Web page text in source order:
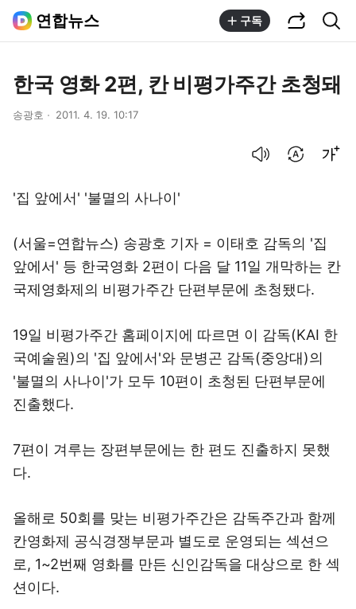
연합뉴스 구독
한국 영화 2편, 칸 비평가주간 초청돼
송광호 2011. 4. 19. 10:17
'집 앞에서' '불멸의 사나이'
(서울=연합뉴스) 송광호 기자 = 이태호 감독의 '집
앞에서' 등 한국영화 2편이 다음 달 11일 개막하는 칸
국제영화제의 비평가주간 단편부문에 초청됐다.
19일 비평가주간 홈페이지에 따르면 이 감독(KAI 한
국예술원)의 '집 앞에서'와 문병곤 감독(중앙대)의
'불멸의 사나이'가 모두 10편이 초청된 단편부문에
진출했다.
7편이 겨루는 장편부문에는 한 편도 진출하지 못했
다.
올해로 50회를 맞는 비평가주간은 감독주간과 함께
칸영화제 공식경쟁부문과 별도로 운영되는 섹션으
로, 1~2번째 영화를 만든 신인감독을 대상으로 한 섹
션이다.